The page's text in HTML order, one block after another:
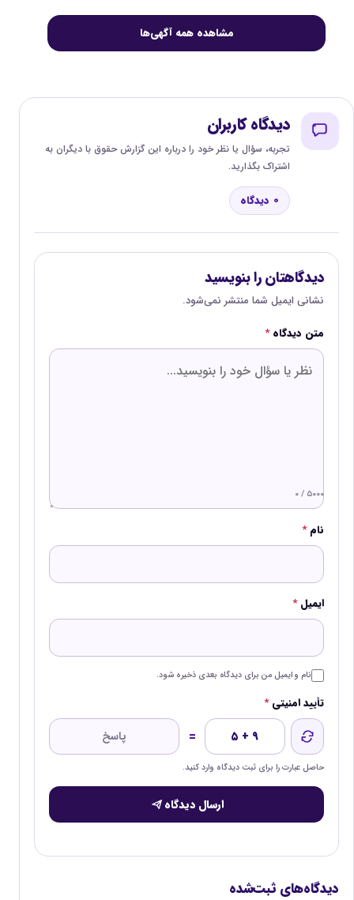
مشاهده همه آگهی‌ها
دیدگاه کاربران
تجربه، سؤال یا نظر خود را درباره این گزارش حقوق با دیگران به
اشتراک بگذارید.
0 دیدگاه
دیدگاهتان را بنویسید
نشانی ایمیل شما منتشر نمی‌شود.
متن دیدگاه*
۰ / ۵۰۰۰
نام*
ایمیل*
نام و ایمیل من برای دیدگاه بعدی ذخیره شود.
تأیید امنیتی*
۵ + ۹ =
حاصل عبارت را برای ثبت دیدگاه وارد کنید.
ارسال دیدگاه
دیدگاه‌های ثبت‌شده